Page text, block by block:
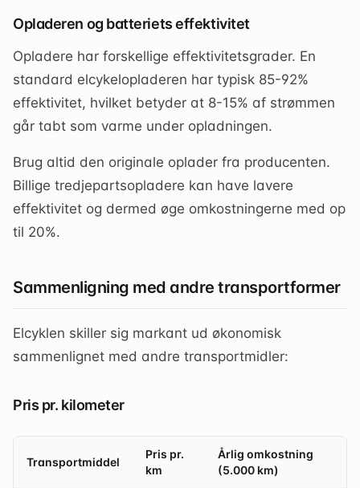
Opladeren og batteriets effektivitet
Opladere har forskellige effektivitetsgrader. En
standard elcykelopladeren har typisk 85-92%
effektivitet, hvilket betyder at 8-15% af strømmen
går tabt som varme under opladningen.
Brug altid den originale oplader fra producenten.
Billige tredjepartsopladere kan have lavere
effektivitet og dermed øge omkostningerne med op
til 20%.
Sammenligning med andre transportformer
Elcyklen skiller sig markant ud økonomisk
sammenlignet med andre transportmidler:
Pris pr. kilometer
Transportmiddel
Pris pr.
km
Årlig omkostning
(5.000 km)